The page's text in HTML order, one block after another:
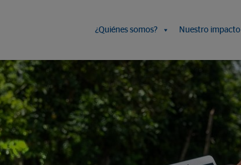
¿Quiénes somos? Nuestro impacto